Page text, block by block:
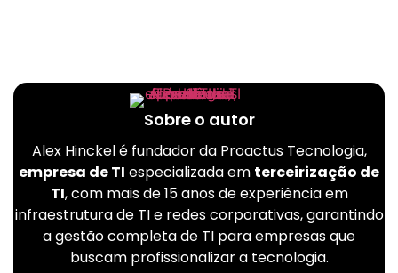
Sobre o autor
Alex Hinckel é fundador da Proactus Tecnologia,
empresa de TI especializada em terceirização de
TI, com mais de 15 anos de experiência em
infraestrutura de TI e redes corporativas, garantindo
a gestão completa de TI para empresas que
buscam profissionalizar a tecnologia.